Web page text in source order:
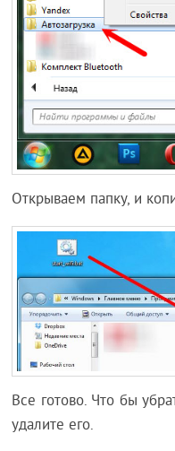
Открываем папку, и
Все готово. Что бы
удалите его.